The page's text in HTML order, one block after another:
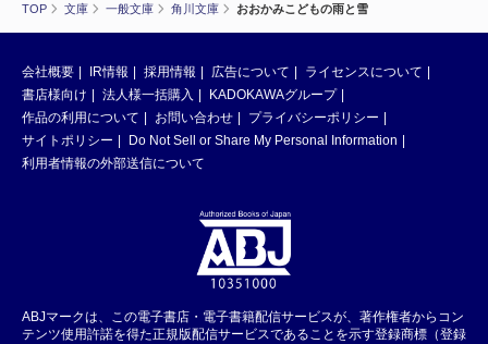
TOP 文庫 一般文庫 角川文庫 おおかみこどもの雨と雪
会社概要 IR情報 採用情報 広告について
ライセンスについて
書店様向け
法人様一括購入
KADOKAWAグループ
作品の利用について
お問い合わせ
プライバシーポリシー
サイトポリシー
Do Not Sell or Share My Personal Information
利用者情報の外部送信について
ABJマークは、この電子書店・電子書籍配信サービスが、著作権者からコン
テンツ使用許諾を得た正規版配信サービスであることを示す登録商標（登録